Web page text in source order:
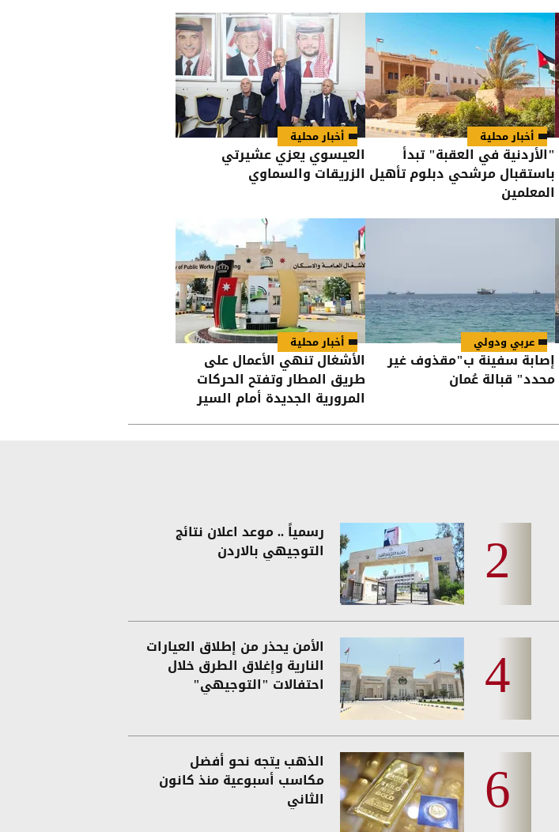
أخبار محلية
"الأردنية في العقبة" تبدأ
باستقبال مرشحي دبلوم تأهيل
المعلمين
أخبار محلية
العيسوي يعزي عشيرتي
الزريقات والسماوي
عربي ودولي
إصابة سفينة ب"مقذوف غير
محدد" قبالة عُمان
أخبار محلية
الأشغال تنهي الأعمال على
طريق المطار وتفتح الحركات
المرورية الجديدة أمام السير
رسمياً .. موعد اعلان نتائج
التوجيهي بالاردن
الأمن يحذر من إطلاق العيارات
النارية وإغلاق الطرق خلال
احتفالات "التوجيهي"
الذهب يتجه نحو أفضل
مكاسب أسبوعية منذ كانون
الثاني